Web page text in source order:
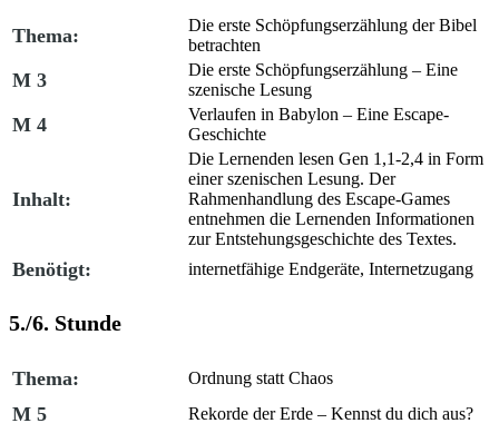
Thema:
Die erste Schöpfungserzählung der Bibel
betrachten
M 3
Die erste Schöpfungserzählung – Eine
szenische Lesung
M 4
Verlaufen in Babylon – Eine Escape-
Geschichte
Inhalt:
Die Lernenden lesen Gen 1,1-2,4 in Form
einer szenischen Lesung. Der
Rahmenhandlung des Escape-Games
entnehmen die Lernenden Informationen
zur Entstehungsgeschichte des Textes.
Benötigt: internetfähige Endgeräte, Internetzugang
5./6. Stunde
Thema: Ordnung statt Chaos
M 5 Rekorde der Erde – Kennst du dich aus?